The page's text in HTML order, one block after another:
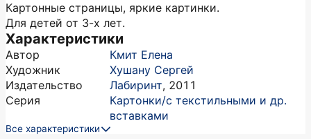
Картонные страницы, яркие картинки.
Для детей от 3-х лет.
Характеристики
Автор
Кмит Елена
Художник
Хушану Сергей
Издательство
Лабиринт, 2011
Серия
Картонки/с текстильными и др.
вставками
Все характеристики